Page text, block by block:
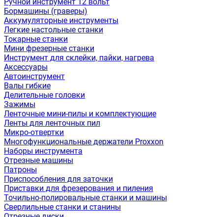
Бормашины (граверы)
Аккумуляторные инструменты
Легкие настольные станки
Токарные станки
Мини фрезерные станки
Инструмент для склейки, пайки, нагрева
Аксессуары
Автоинструмент
Валы гибкие
Делительные головки
Зажимы
Ленточные мини-пилы и комплектующие
Ленты для ленточных пил
Микро-отвертки
Многофункциональные держатели Proxxon
Наборы инструмента
Отрезные машины
Патроны
Приспособления для заточки
Приставки для фрезерования и пиления
Точильно-полировальные станки и машины
Сверлильные станки и станины